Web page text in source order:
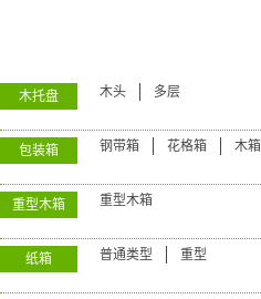
木托盘 木头 多层
包装箱 钢带箱 花格箱 木箱
重型木箱 重型木箱
纸箱 普通类型 重型